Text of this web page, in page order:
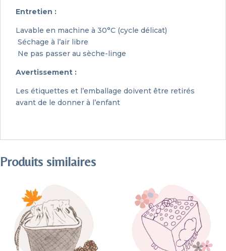
Entretien :
Lavable en machine à 30°C (cycle délicat)
Séchage à l’air libre
Ne pas passer au sèche-linge
Avertissement :
Les étiquettes et l’emballage doivent être retirés
avant de le donner à l’enfant
Produits similaires